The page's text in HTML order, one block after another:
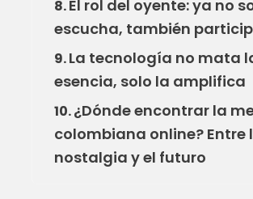
8.El rol del oyente: ya no
escucha, también
9.La tecnología no mata
esencia, solo la amplifica
10.¿Dónde encontrar la
colombiana online? Entre
nostalgia y el futuro